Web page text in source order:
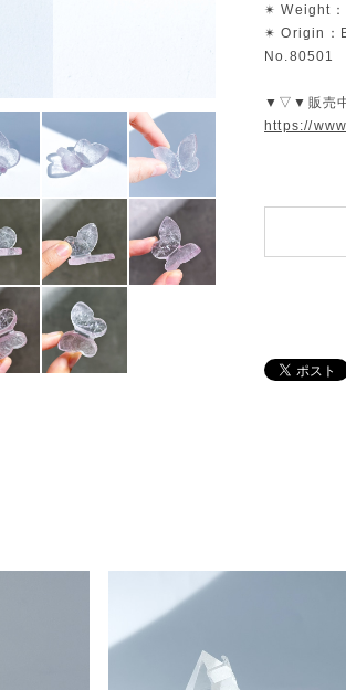
✴︎ Weight
✴︎ Origin：
No.80501
▼▽▼販売中
https://